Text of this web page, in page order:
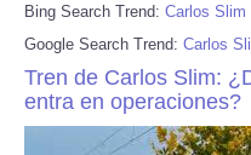
Bing Search Trend: Carlos Slim
Google Search Trend: Carlos
Tren de Carlos Slim:
entra en operaciones?